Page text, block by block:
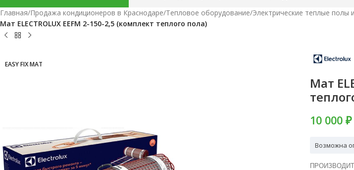
Главная/Продажа кондиционеров в Краснодаре/Тепловое оборудование/Электрические теплые полы
Мат ELECTROLUX EEFM 2-150-2,5 (комплект теплого пола)
EASY FIX MAT
Мат
10 000 ₽
Возможна